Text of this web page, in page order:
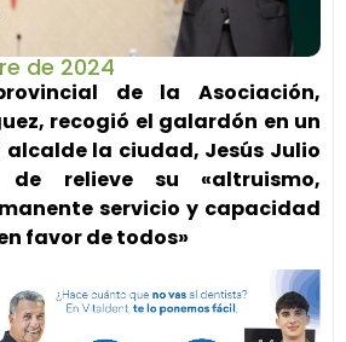
de 2024
de la Asociación,
recogió el galardón en un
alcalde la ciudad, Jesús Julio
de relieve su «altruismo,
servicio y capacidad
favor de todos»